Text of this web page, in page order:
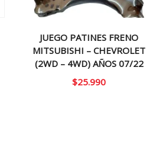
JUEGO PATINES FRENO
MITSUBISHI – CHEVROLET
(2WD – 4WD) AÑOS 07/22
$25.990